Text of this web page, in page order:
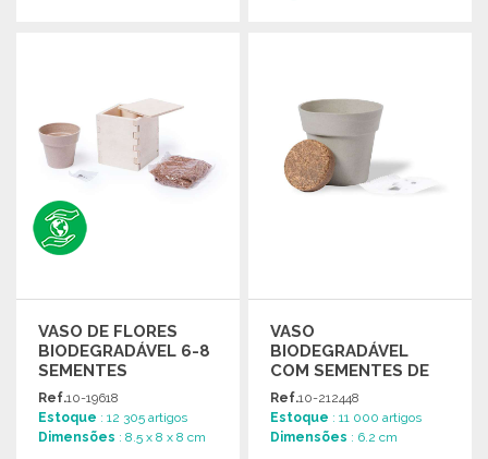
VASO DE FLORES
BIODEGRADÁVEL 6-8
SEMENTES
Ref.10-19618
Estoque : 12 305 artigos
Dimensões : 8.5 x 8 x 8 cm
VASO
BIODEGRADÁVEL
COM SEMENTES DE
GIRASSOL
Ref.10-212448
Estoque : 11 000 artigos
Dimensões : 6.2 cm